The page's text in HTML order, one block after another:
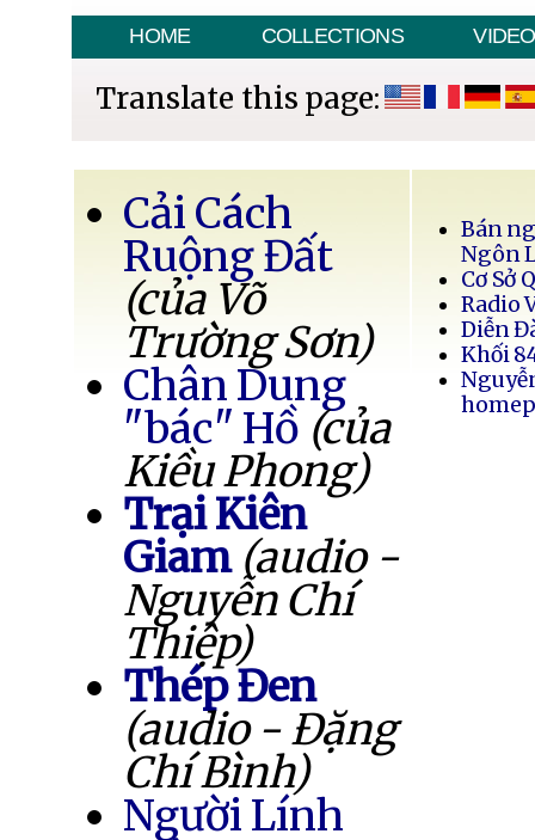
HOME COLLECTIONS VIDEO
Translate this page:
Cải Cách
Ruộng Đất
(của Võ
Trường Sơn)
Chân Dung
"bác" Hồ (của
Kiều Phong)
Trại Kiên
Giam (audio -
Nguyễn Chí
Thiệp)
Thép Đen
(audio - Đặng
Chí Bình)
Người Lính
Bán
Ngôn
Cơ Sở
Radio
Diễn
Khối